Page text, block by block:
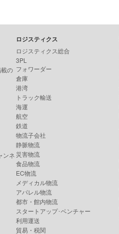
の
ンネ
ロジスティクス
ロジスティクス総合
3PL
フォワーダー
倉庫
港湾
トラック輸送
海運
航空
鉄道
物流子会社
静脈物流
災害物流
食品物流
EC物流
メディカル物流
アパレル物流
都市・館内物流
スタートアップ･ベンチャー
利用運送
貿易・税関